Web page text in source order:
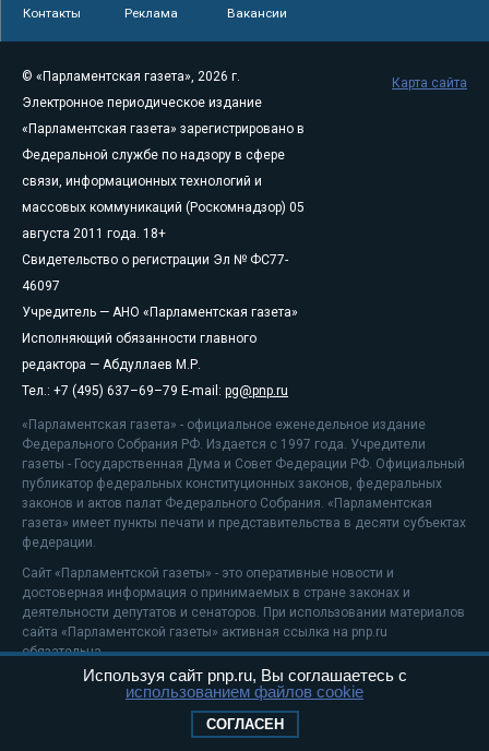
Контакты Реклама Вакансии
© «Парламентская газета», 2026 г.
Электронное периодическое издание
«Парламентская газета» зарегистрировано в
Федеральной службе по надзору в сфере
связи, информационных технологий и
массовых коммуникаций (Роскомнадзор) 05
августа 2011 года. 18+
Свидетельство о регистрации Эл № ФС77-
46097
Учредитель — АНО «Парламентская газета»
Исполняющий обязанности главного
редактора — Абдуллаев М.Р.
Тел.: +7 (495) 637–69–79 E-mail: pg@pnp.ru
«Парламентская газета» - официальное еженедельное издание
Федерального Собрания РФ. Издается с 1997 года. Учредители
газеты - Государственная Дума и Совет Федерации РФ. Официальный
публикатор федеральных конституционных законов, федеральных
законов и актов палат Федерального Собрания. «Парламентская
газета» имеет пункты печати и представительства в десяти субъектах
федерации.
Сайт «Парламентской газеты» - это оперативные новости и
достоверная информация о принимаемых в стране законах и
деятельности депутатов и сенаторов. При использовании материалов
сайта «Парламентской газеты» активная ссылка на pnp.ru
обязательна.
На информационном ресурсе применяютсярекомендательные
Положение о защите персональных данных
Карта сайта
Используя сайт pnp.ru, Вы соглашаетесь с
использованием файлов cookie
СОГЛАСЕН